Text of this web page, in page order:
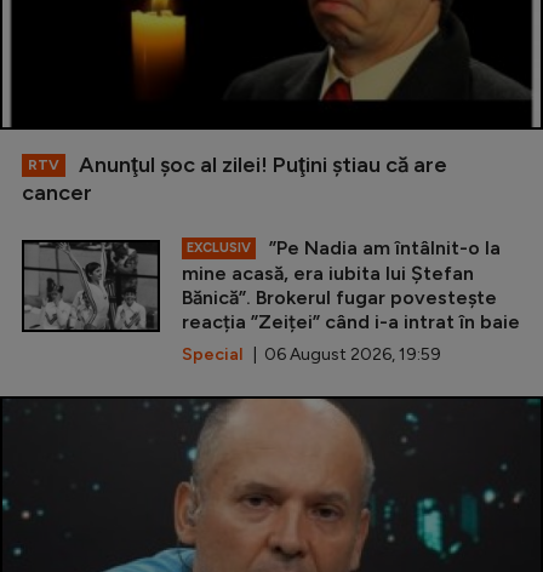
RTV
Anunţul şoc al zilei! Puţini ştiau că are
cancer
EXCLUSIV
”Pe Nadia am întâlnit-o la
mine acasă, era iubita lui Ștefan
Bănică”. Brokerul fugar povestește
reacția ”Zeiței” când i-a intrat în baie
Special | 06 August 2026, 19:59